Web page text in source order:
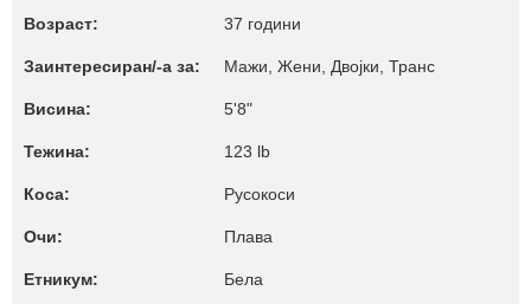
Возраст: 37 години
Заинтересиран/-а за: Мажи, Жени, Двојки, Транс
Висина: 5'8"
Тежина: 123 lb
Коса: Русокоси
Очи: Плава
Етникум: Бела